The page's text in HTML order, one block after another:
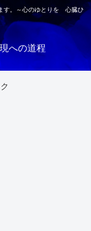
す。～心のゆとりを 心臓ひ
への道程